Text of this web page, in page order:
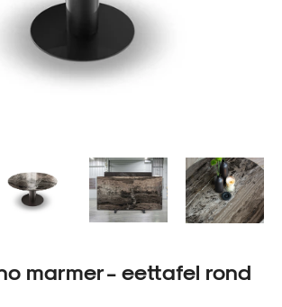
marmer - eettafel rond